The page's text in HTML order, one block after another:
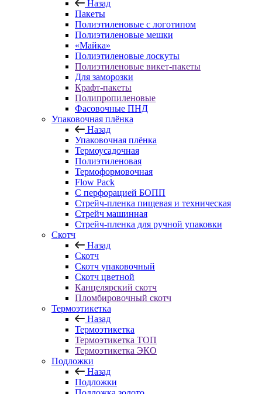
Назад
Пакеты
Полиэтиленовые с логотипом
Полиэтиленовые мешки
«Майка»
Полиэтиленовые лоскуты
Полиэтиленовые викет-пакеты
Для заморозки
Крафт-пакеты
Полипропиленовые
Фасовочные ПНД
Упаковочная плёнка
Назад
Упаковочная плёнка
Термоусадочная
Полиэтиленовая
Термоформовочная
Flow Pack
С перфорацией БОПП
Стрейч-пленка пищевая и техническая
Стрейч машинная
Стрейч-пленка для ручной упаковки
Скотч
Назад
Скотч
Скотч упаковочный
Скотч цветной
Канцелярский скотч
Пломбировочный скотч
Термоэтикетка
Назад
Термоэтикетка
Термоэтикетка ТОП
Термоэтикетка ЭКО
Подложки
Назад
Подложки